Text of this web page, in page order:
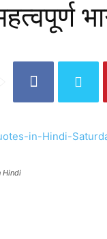
Hindi